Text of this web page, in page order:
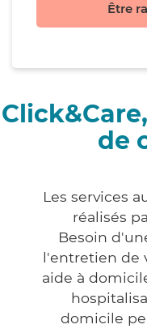
Être
de
Les services
réalisés
Besoin
l'entretien de
aide à
domicile